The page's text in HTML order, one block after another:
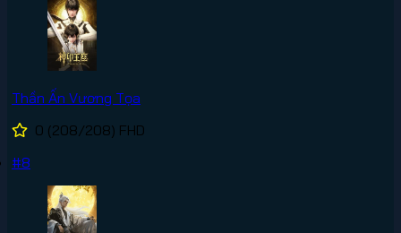
Thần Ấn Vương Tọa
0 (208/208) FHD
#8